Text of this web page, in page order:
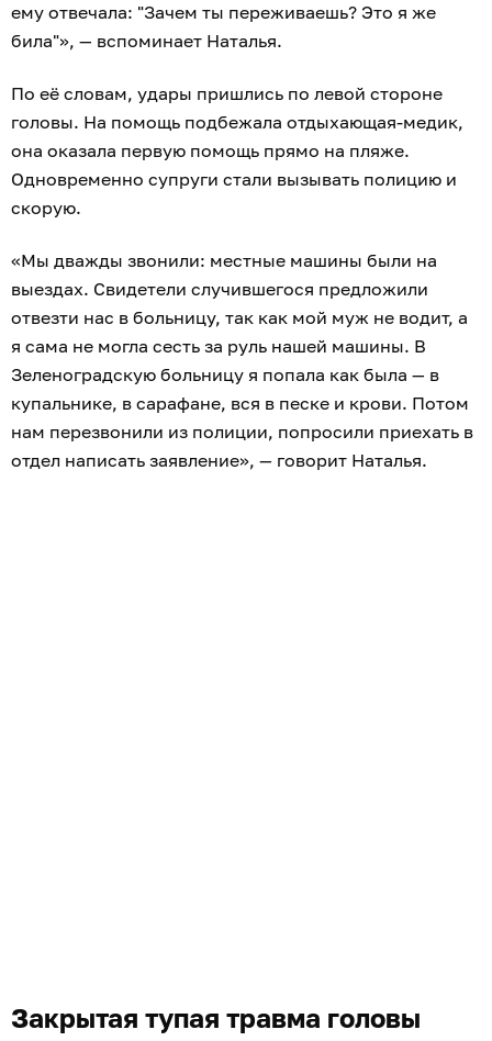
ему отвечала: "Зачем ты переживаешь? Это я же
била"», — вспоминает Наталья.
По её словам, удары пришлись по левой стороне
головы. На помощь подбежала отдыхающая-медик,
она оказала первую помощь прямо на пляже.
Одновременно супруги стали вызывать полицию и
скорую.
«Мы дважды звонили: местные машины были на
выездах. Свидетели случившегося предложили
отвезти нас в больницу, так как мой муж не водит, а
я сама не могла сесть за руль нашей машины. В
Зеленоградскую больницу я попала как была — в
купальнике, в сарафане, вся в песке и крови. Потом
нам перезвонили из полиции, попросили приехать в
отдел написать заявление», — говорит Наталья.
Закрытая тупая травма головы